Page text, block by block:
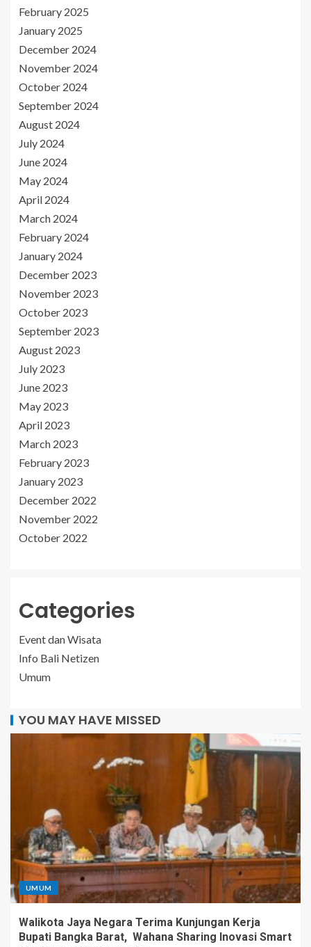
February 2025
January 2025
December 2024
November 2024
October 2024
September 2024
August 2024
July 2024
June 2024
May 2024
April 2024
March 2024
February 2024
January 2024
December 2023
November 2023
October 2023
September 2023
August 2023
July 2023
June 2023
May 2023
April 2023
March 2023
February 2023
January 2023
December 2022
November 2022
October 2022
Categories
Event dan Wisata
Info Bali Netizen
Umum
YOU MAY HAVE MISSED
UMUM
Walikota Jaya Negara Terima Kunjungan Kerja
Bupati Bangka Barat, Wahana Sharing Inovasi Smart